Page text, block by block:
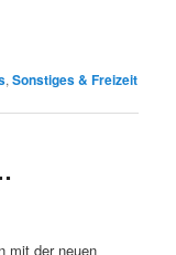
,Sonstiges & Freizeit
mit der neuen